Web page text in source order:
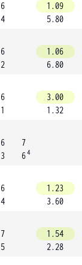
6
4
1.09
5.80
6
2
1.06
6.80
6
1
3.00
1.32
6
3
7
64
6
4
1.23
3.60
7
5
1.54
2.28